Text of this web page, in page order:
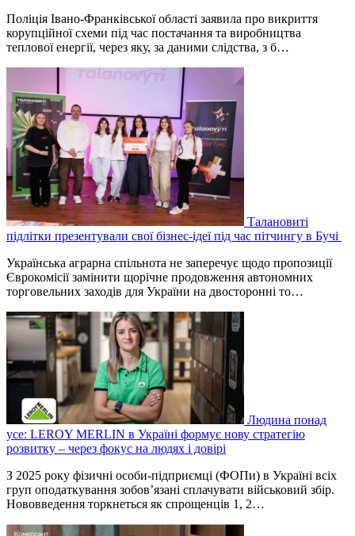
Поліція Івано-Франківської області заявила про викриття
корупційної схеми під час постачання та виробництва
теплової енергії, через яку, за даними слідства, з б…
Талановиті
підлітки презентували свої бізнес-ідеї під час пітчингу в Бучі
Українська аграрна спільнота не заперечує щодо пропозиції
Єврокомісії замінити щорічне продовження автономних
торговельних заходів для України на двосторонні то…
Людина понад
усе: LEROY MERLIN в Україні формує нову стратегію
розвитку – через фокус на людях і довірі
З 2025 року фізичні особи-підприємці (ФОПи) в Україні всіх
груп оподаткування зобов’язані сплачувати військовий збір.
Нововведення торкнеться як спрощенців 1, 2…